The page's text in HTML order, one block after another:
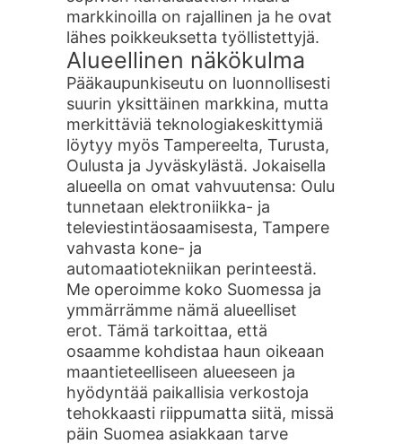
markkinoilla on rajallinen ja he ovat
lähes poikkeuksetta työllistettyjä.
Alueellinen näkökulma
Pääkaupunkiseutu on luonnollisesti
suurin yksittäinen markkina, mutta
merkittäviä teknologiakeskittymiä
löytyy myös Tampereelta, Turusta,
Oulusta ja Jyväskylästä. Jokaisella
alueella on omat vahvuutensa: Oulu
tunnetaan elektroniikka- ja
televiestintäosaamisesta, Tampere
vahvasta kone- ja
automaatiotekniikan perinteestä.
Me operoimme koko Suomessa ja
ymmärrämme nämä alueelliset
erot. Tämä tarkoittaa, että
osaamme kohdistaa haun oikeaan
maantieteelliseen alueeseen ja
hyödyntää paikallisia verkostoja
tehokkaasti riippumatta siitä, missä
päin Suomea asiakkaan tarve